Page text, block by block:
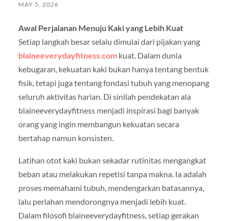
MAY 5, 2026
Awal Perjalanan Menuju Kaki yang Lebih Kuat
Setiap langkah besar selalu dimulai dari pijakan yang
blaineeverydayfitness.comkuat. Dalam dunia
kebugaran, kekuatan kaki bukan hanya tentang bentuk
fisik, tetapi juga tentang fondasi tubuh yang menopang
seluruh aktivitas harian. Di sinilah pendekatan ala
blaineeverydayfitness menjadi inspirasi bagi banyak
orang yang ingin membangun kekuatan secara
bertahap namun konsisten.
Latihan otot kaki bukan sekadar rutinitas mengangkat
beban atau melakukan repetisi tanpa makna. Ia adalah
proses memahami tubuh, mendengarkan batasannya,
lalu perlahan mendorongnya menjadi lebih kuat.
Dalam filosofi blaineeverydayfitness, setiap gerakan